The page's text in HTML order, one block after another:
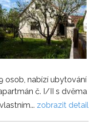
osob, nabízí ubytování
č. I/II s dvěma
zobrazit detail